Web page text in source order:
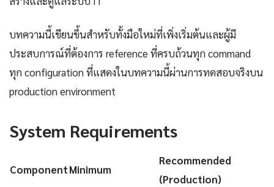
บทความนี้เขียนขึ้นสำหรับทั้งมือใหม่ที่เพิ่งเริ่มต้นและผู้มี
ประสบการณ์ที่ต้องการ reference ที่ครบถ้วนทุก command
ทุก configuration ที่แสดงในบทความนี้ผ่านการทดสอบจริงบน
production environment
System Requirements
ComponentMinimum
Recommended
(Production)